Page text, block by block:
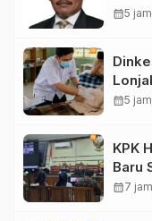
calendar_month5
calendar_month5
KPK
Baru
calendar_month7